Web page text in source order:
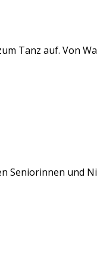
Tanz auf. Von
Seniorinnen und